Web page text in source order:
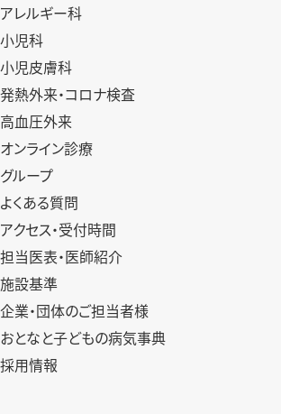
アレルギー科
小児科
小児皮膚科
発熱外来・コロナ検査
高血圧外来
オンライン診療
グループ
よくある質問
アクセス・受付時間
担当医表・医師紹介
施設基準
企業・団体のご担当者様
おとなと子どもの病気事典
採用情報